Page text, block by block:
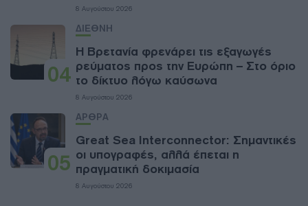
8 Αυγούστου 2026
04
ΔΙΕΘΝΗ
Η Βρετανία φρενάρει τις εξαγωγές
ρεύματος προς την Ευρώπη – Στο όριο
το δίκτυο λόγω καύσωνα
8 Αυγούστου 2026
05
ΑΡΘΡΑ
Great Sea Interconnector: Σημαντικές
οι υπογραφές, αλλά έπεται η
πραγματική δοκιμασία
8 Αυγούστου 2026